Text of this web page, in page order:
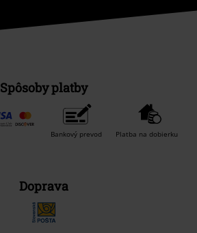
Spôsoby platby
Bankový prevod Platba na dobierku
Doprava